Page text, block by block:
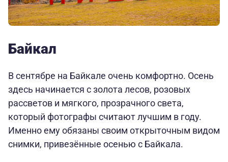
Байкал
В сентябре на Байкале очень комфортно. Осень
здесь начинается с золота лесов, розовых
рассветов и мягкого, прозрачного света,
который фотографы считают лучшим в году.
Именно ему обязаны своим открыточным видом
снимки, привезённые осенью с Байкала.